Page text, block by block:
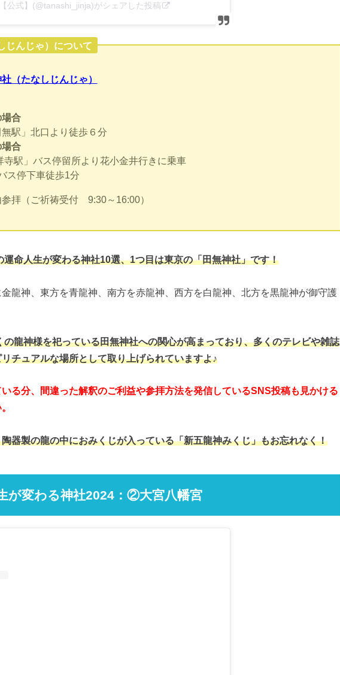
公式】(@tanashi_jinja)がシェアした投稿
じんじゃ）について
（たなしじんじゃ）
合
駅」北口より徒歩６分
合
寺駅」バス停留所より花小金井行きに乗車
ス停下車徒歩1分
拝（ご祈祷受付 9:30～16:00）
運命人生が変わる神社10選、1つ目は東京の「田無神社」です！
龍神、東方を青龍神、南方を赤龍神、西方を白龍神、北方を黒龍神が御守護
龍神様を祀っている田無神社への関心が高まっており、多くのテレビや雑誌
チュアルな場所として取り上げられていますよ♪
る分、間違った解釈のご利益や参拝方法を発信しているSNS投稿も見かける
器製の龍の中におみくじが入っている「新五龍神みくじ」もお忘れなく！
が変わる神社2024：②大宮八幡宮